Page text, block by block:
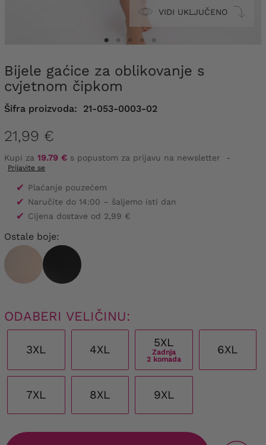
VIDI UKLJUČENO
Bijele gaćice za oblikovanje s
cvjetnom čipkom
Šifra proizvoda: 21-053-0003-02
21,99 €
Kupi za 19.79 € s popustom za prijavu na newsletter -
Prijavite se
✔ Plaćanje pouzećem
✔ Naručite do 14:00 – šaljemo isti dan
✔ Cijena dostave od 2,99 €
Ostale boje:
ODABERI VELIČINU:
3XL 4XL
5XL
Zadnja
2 komada
6XL
7XL 8XL 9XL